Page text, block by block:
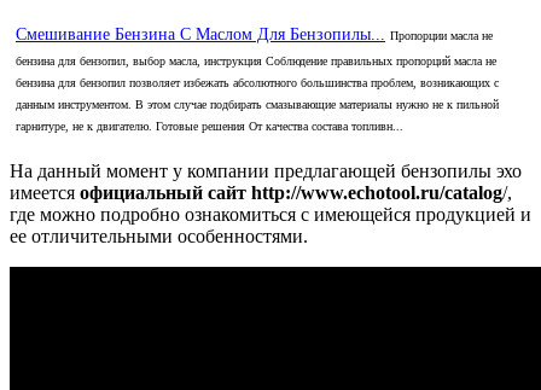
Смешивание Бензина С Маслом Для Бензопилы...
Пропорции масла не
бензина для бензопил, выбор масла, инструкция Соблюдение правильных пропорций масла не
бензина для бензопил позволяет избежать абсолютного большинства проблем, возникающих с
данным инструментом. В этом случае подбирать смазывающие материалы нужно не к пильной
гарнитуре, не к двигателю. Готовые решения От качества состава топливн...
На данный момент у компании предлагающей бензопилы эхо
имеется официальный сайт http://www.echotool.ru/catalog/,
где можно подробно ознакомиться с имеющейся продукцией и
ее отличительными особенностями.